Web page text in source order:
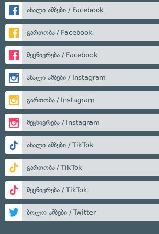
ახალი ამბები / Facebook
გართობა / Facebook
მეცნიერება / Facebook
ახალი ამბები / Instagram
გართობა / Instagram
მეცნიერება / Instagram
ახალი ამბები / TikTok
გართობა / TikTok
მეცნიერება / TikTok
ბოლო ამბები / Twitter